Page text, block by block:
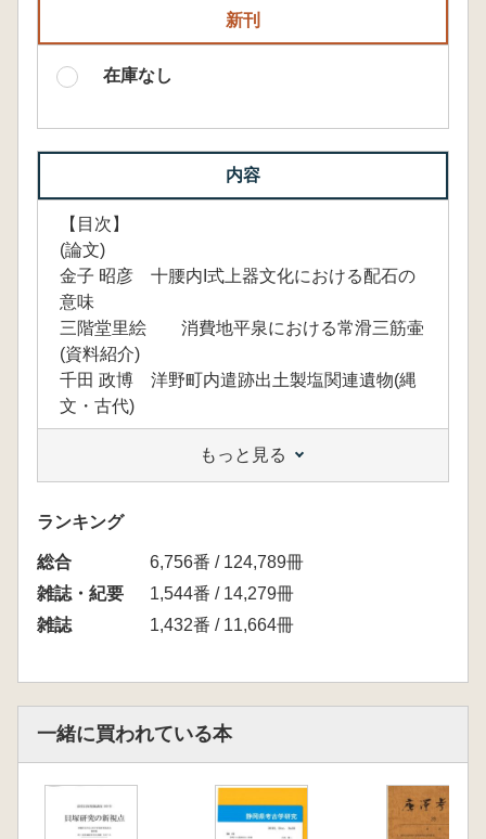
新刊
在庫なし
内容
【目次】
(論文)
金子 昭彦 十腰内I式上器文化における配石の
意味
三階堂里絵 消費地平泉における常滑三筋壷
(資料紹介)
千田 政博 洋野町内遣跡出土製塩関連遺物(縄
文・古代)
もっと見る
ランキング
総合
6,756番 / 124,789冊
雑誌・紀要
1,544番 / 14,279冊
雑誌
1,432番 / 11,664冊
一緒に買われている本